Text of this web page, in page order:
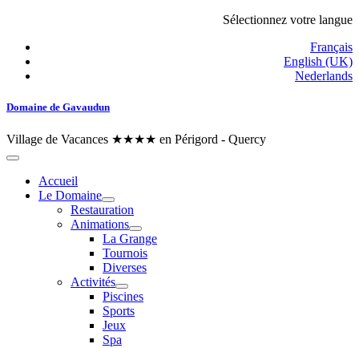
Sélectionnez votre langue
Français
English (UK)
Nederlands
Domaine de Gavaudun
Village de Vacances ★★★★ en Périgord - Quercy
Accueil
Le Domaine
Restauration
Animations
La Grange
Tournois
Diverses
Activités
Piscines
Sports
Jeux
Spa